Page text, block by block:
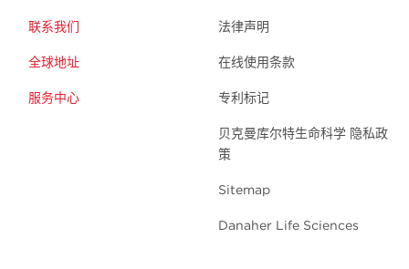
联系我们
全球地址
服务中心
法律声明
在线使用条款
专利标记
贝克曼库尔特生命科学 隐私政
策
Sitemap
Danaher Life Sciences